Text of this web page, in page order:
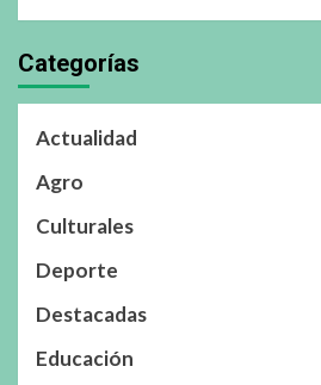
Categorías
Actualidad
Agro
Culturales
Deporte
Destacadas
Educación